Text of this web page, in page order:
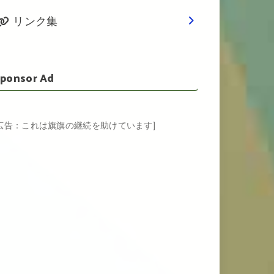
リンク集
Ad
告：これは旗旗の継続を助けています]